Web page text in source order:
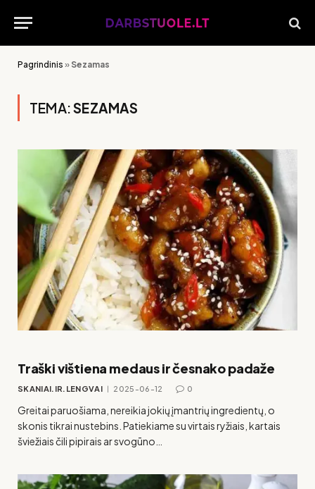
Pagrindinis » Sezamas
TEMA:SEZAMAS
Traški vištiena medaus ir česnako padaže
SKANIAI.IR.LENGVAI 2025-06-12 0
Greitai paruošiama, nereikia jokių įmantrių ingredientų, o
skonis tikrai nustebins. Patiekiame su virtais ryžiais, kartais
šviežiais čili pipirais ar svogūno…